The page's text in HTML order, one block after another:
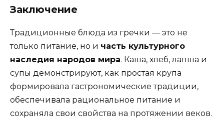
Заключение
Традиционные блюда из гречки — это не
только питание, но и часть культурного
наследия народов мира. Каша, хлеб, лапша и
супы демонстрируют, как простая крупа
формировала гастрономические традиции,
обеспечивала рациональное питание и
сохраняла свои свойства на протяжении веков.